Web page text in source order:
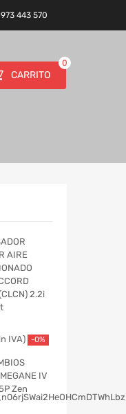
973 443 570
CARRITO
0
AIRE
2.2i
-0%
IV
Zen